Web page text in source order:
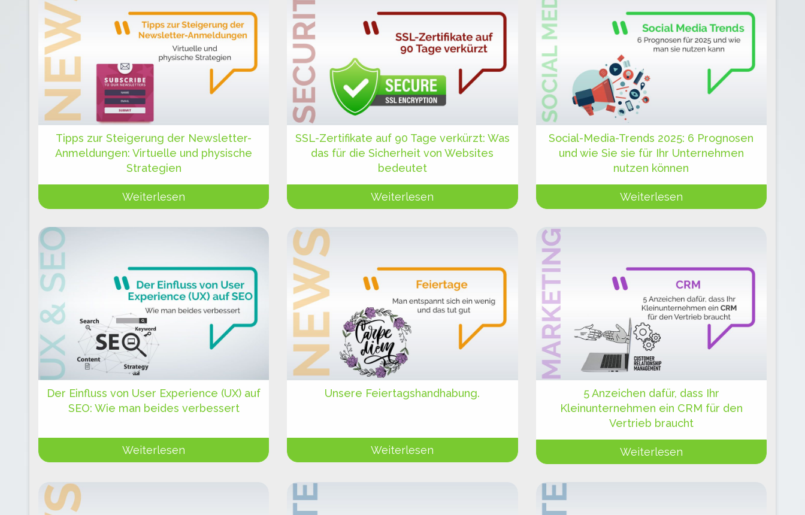
Tipps zur Steigerung der Newsletter-
Anmeldungen: Virtuelle und physische
Strategien
Weiterlesen
SSL-Zertifikate auf 90 Tage verkürzt: Was
das für die Sicherheit von Websites
bedeutet
Weiterlesen
Social-Media-Trends 2025: 6 Prognosen
und wie Sie sie für Ihr Unternehmen
nutzen können
Weiterlesen
Der Einfluss von User Experience (UX) auf
SEO: Wie man beides verbessert
Weiterlesen
Unsere Feiertagshandhabung.
Weiterlesen
5 Anzeichen dafür, dass Ihr
Kleinunternehmen ein CRM für den
Vertrieb braucht
Weiterlesen